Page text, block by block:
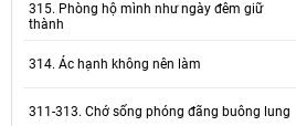
315. Phòng hộ mình như ngày đêm giữ
thành
314. Ác hạnh không nên làm
311-313. Chớ sống phóng đãng buông lung